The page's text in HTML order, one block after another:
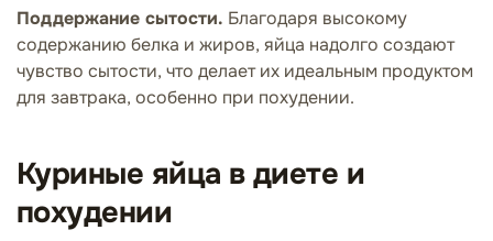
Поддержание сытости. Благодаря высокому
содержанию белка и жиров, яйца надолго создают
чувство сытости, что делает их идеальным продуктом
для завтрака, особенно при похудении.
Куриные яйца в диете и
похудении